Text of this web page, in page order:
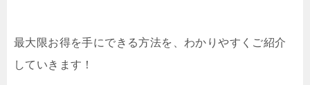
最大限お得を手にできる方法を、わかりやすくご紹介
していきます！